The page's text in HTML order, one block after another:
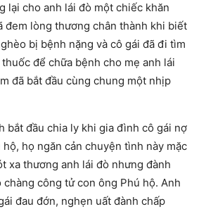
lại cho anh lái đò một chiếc khăn
đem lòng thương chân thành khi biết
bị bệnh nặng và cô gái đã đi tìm
để chữa bệnh cho mẹ anh lái
đã bắt đầu cùng chung một nhịp
bắt đầu chia ly khi gia đình cô gái nợ
họ ngăn cản chuyện tình này mặc
xa thương anh lái đò nhưng đành
chàng công tử con ông Phú hộ. Anh
đau đớn, nghẹn uất đành chấp